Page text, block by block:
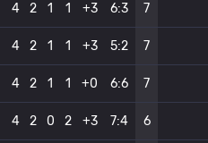
4 2 1 1 +3 6:3 7
4 2 1 1 +3 5:2 7
4 2 1 1 +0 6:6 7
4 2 0 2 +3 7:4 6